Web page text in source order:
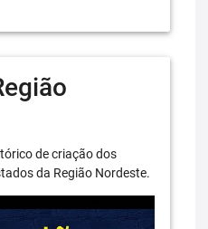
de criação dos
da Região Nordeste.